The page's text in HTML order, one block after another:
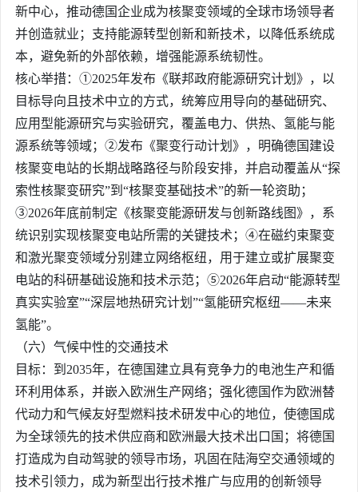
新中心，推动德国企业成为核聚变领域的全球市场领导者
并创造就业；支持能源转型创新和新技术，以降低系统成
本，避免新的外部依赖，增强能源系统韧性。
核心举措：①2025年发布《联邦政府能源研究计划》，以
目标导向且技术中立的方式，统筹应用导向的基础研究、
应用型能源研究与实验研究，覆盖电力、供热、氢能与能
源系统等领域；②发布《聚变行动计划》，明确德国建设
核聚变电站的长期战略路径与阶段安排，并启动覆盖从“探
索性核聚变研究”到“核聚变基础技术”的新一轮资助；
③2026年底前制定《核聚变能源研发与创新路线图》，系
统识别实现核聚变电站所需的关键技术；④在磁约束聚变
和激光聚变领域分别建立网络枢纽，用于建立或扩展聚变
电站的科研基础设施和技术示范；⑤2026年启动“能源转型
真实实验室”“深层地热研究计划”“氢能研究枢纽——未来
氢能”。
（六）气候中性的交通技术
目标：到2035年，在德国建立具有竞争力的电池生产和循
环利用体系，并嵌入欧洲生产网络；强化德国作为欧洲替
代动力和气候友好型燃料技术研发中心的地位，使德国成
为全球领先的技术供应商和欧洲最大技术出口国；将德国
打造成为自动驾驶的领导市场，巩固在陆海空交通领域的
技术引领力，成为新型出行技术推广与应用的创新领导